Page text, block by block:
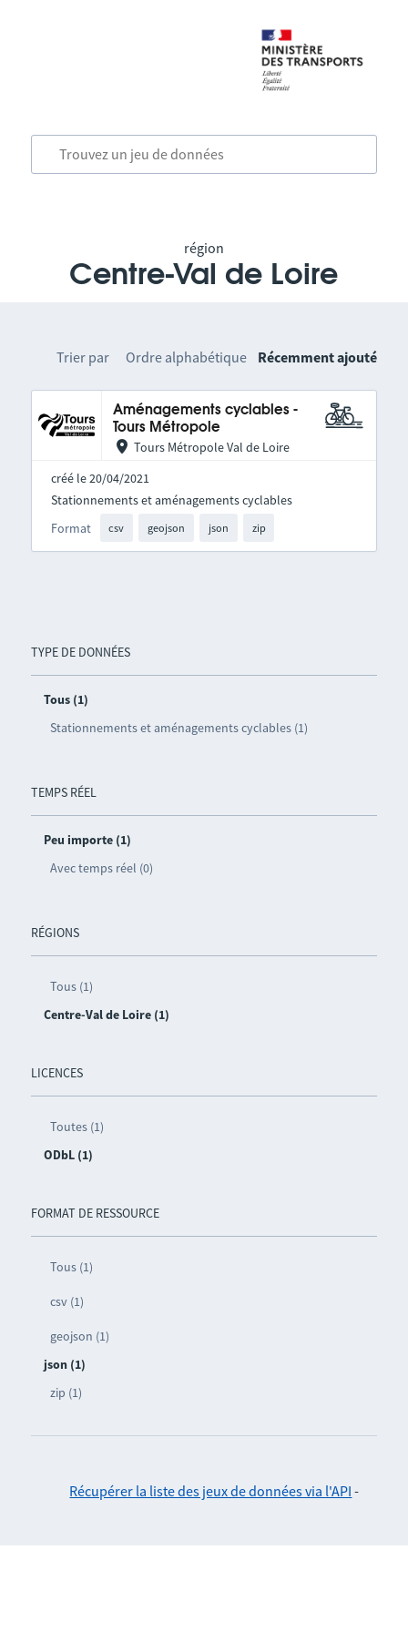
région
Centre-Val de Loire
TYPE DE DONNÉES
Tous (1)
Stationnements et aménagements cyclables (1)
TEMPS RÉEL
Peu importe (1)
Avec temps réel (0)
RÉGIONS
Tous (1)
Centre-Val de Loire (1)
LICENCES
Toutes (1)
ODbL (1)
FORMAT DE RESSOURCE
Tous (1)
csv (1)
geojson (1)
json (1)
zip (1)
Trier par Ordre alphabétique Récemment ajouté
Aménagements cyclables -
Tours Métropole
Tours Métropole Val de Loire
créé le 20/04/2021
Format csv geojson json zip
Stationnements et aménagements cyclables
Récupérer la liste des jeux de données via l'API -